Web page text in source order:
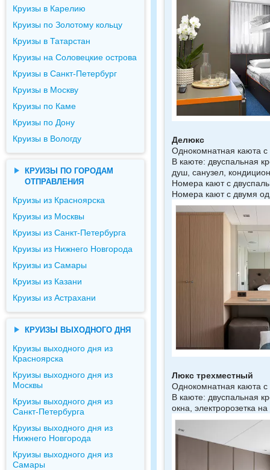
Круизы в Карелию
Круизы по Золотому кольцу
Круизы в Татарстан
Круизы на Соловецкие острова
Круизы в Санкт-Петербург
Круизы в Москву
Круизы по Каме
Круизы по Дону
Круизы в Вологду
КРУИЗЫ ПО ГОРОДАМ
ОТПРАВЛЕНИЯ
Круизы из Красноярска
Круизы из Москвы
Круизы из Санкт-Петербурга
Круизы из Нижнего Новгорода
Круизы из Самары
Круизы из Казани
Круизы из Астрахани
КРУИЗЫ ВЫХОДНОГО ДНЯ
Круизы выходного дня из
Красноярска
Круизы выходного дня из
Москвы
Круизы выходного дня из
Санкт-Петербурга
Круизы выходного дня из
Нижнего Новгорода
Круизы выходного дня из
Самары
Делюкс
Однокомнатная каюта с
В каюте: двуспальная
душ, санузел,
Номера кают с
Номера кают с двумя
Люкс трехместный
Однокомнатная каюта с
В каюте: двуспальная
окна, электророзетка